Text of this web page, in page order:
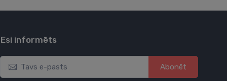
Esi informēts
Abonēt